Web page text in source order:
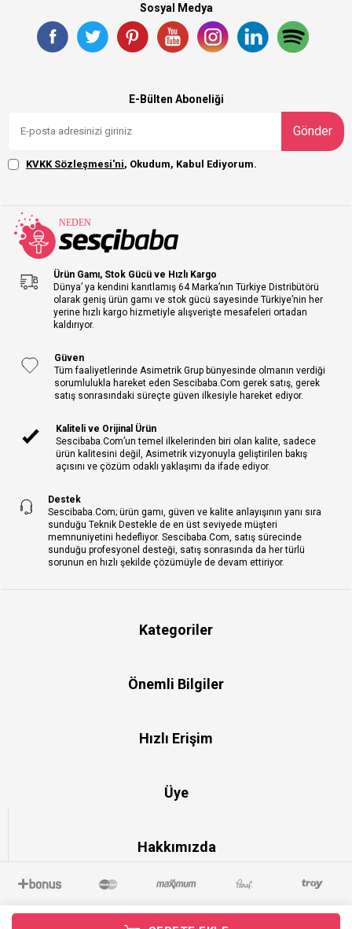
Sosyal Medya
E-Bülten Aboneliği
Gönder
KVKK Sözleşmesi'ni, Okudum, Kabul Ediyorum.
Ürün Gamı, Stok Gücü ve Hızlı Kargo
Dünya’ ya kendini kanıtlamış 64 Marka’nın Türkiye Distribütörü
olarak geniş ürün gamı ve stok gücü sayesinde Türkiye’nin her
yerine hızlı kargo hizmetiyle alışverişte mesafeleri ortadan
kaldırıyor.
Güven
Tüm faaliyetlerinde Asimetrik Grup bünyesinde olmanın verdiği
sorumlulukla hareket eden Sescibaba.Com gerek satış, gerek
satış sonrasındaki süreçte güven ilkesiyle hareket ediyor.
Kaliteli ve Orijinal Ürün
Sescibaba.Com’un temel ilkelerinden biri olan kalite, sadece
ürün kalitesini değil, Asimetrik vizyonuyla geliştirilen bakış
açısını ve çözüm odaklı yaklaşımı da ifade ediyor.
Destek
Sescibaba.Com; ürün gamı, güven ve kalite anlayışının yanı sıra
sunduğu Teknik Destekle de en üst seviyede müşteri
memnuniyetini hedefliyor. Sescibaba.Com, satış sürecinde
sunduğu profesyonel desteği, satış sonrasında da her türlü
sorunun en hızlı şekilde çözümüyle de devam ettiriyor.
Kategoriler
Önemli Bilgiler
Hızlı Erişim
Üye
Hakkımızda